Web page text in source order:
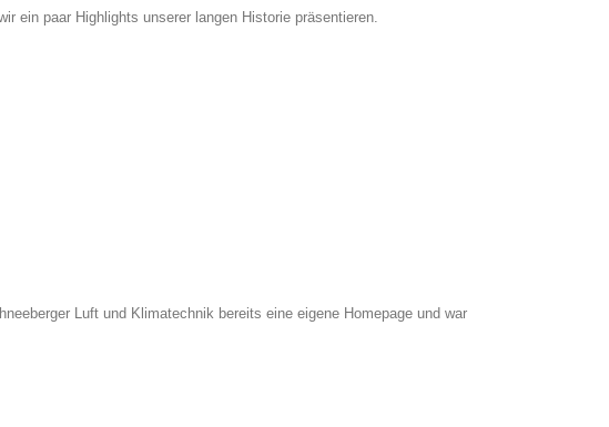
ein paar Highlights unserer langen Historie präsentieren.
Luft und Klimatechnik bereits eine eigene Homepage und war